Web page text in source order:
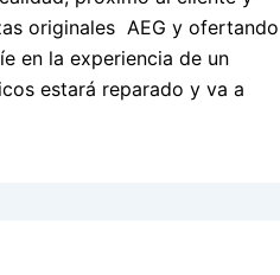
originales AEG y ofertando
en la experiencia de un
estará reparado y va a